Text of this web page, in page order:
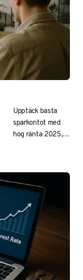
Upptäck bästa
sparkontot med
hög ränta 2025,
fria uttag. Tryggt
sparande med
insättningsgaranti
för nybörjare –
jämför SBAB,
Morrow och mer
för maximal
avkastning utan
risk.